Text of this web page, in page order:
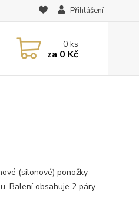
Přihlášení
0ks
za 0 Kč
(silonové) ponožky
Balení obsahuje 2 páry.